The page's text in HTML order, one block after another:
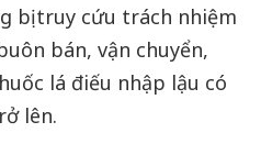
bị truy cứu trách nhiệm
bán, vận chuyển,
lá điếu nhập lậu có
lên.